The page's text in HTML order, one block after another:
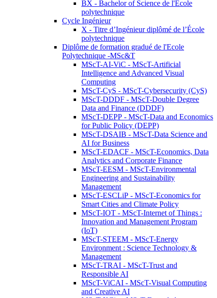
BX - Bachelor of Science de l'Ecole
polytechnique
Cycle Ingénieur
X - Titre d’Ingénieur diplômé de l’École
polytechnique
Diplôme de formation gradué de l'Ecole
Polytechnique -MSc&T
MScT-AI-ViC - MScT-Artificial
Intelligence and Advanced Visual
Computing
MScT-CyS - MScT-Cybersecurity (CyS)
MScT-DDDF - MScT-Double Degree
Data and Finance (DDDF)
MScT-DEPP - MScT-Data and Economics
for Public Policy (DEPP)
MScT-DSAIB - MScT-Data Science and
AI for Business
MScT-EDACF - MScT-Economics, Data
Analytics and Corporate Finance
MScT-EESM - MScT-Environmental
Engineering and Sustainability
Management
MScT-ESCLiP - MScT-Economics for
Smart Cities and Climate Policy
MScT-IOT - MScT-Internet of Things :
Innovation and Management Program
(IoT)
MScT-STEEM - MScT-Energy
Environment : Science Technology &
Management
MScT-TRAI - MScT-Trust and
Responsible AI
MScT-ViCAI - MScT-Visual Computing
and Creative AI